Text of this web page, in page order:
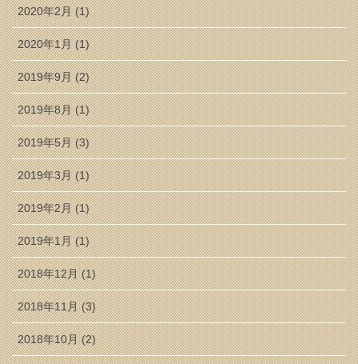
2020年2月 (1)
2020年1月 (1)
2019年9月 (2)
2019年8月 (1)
2019年5月 (3)
2019年3月 (1)
2019年2月 (1)
2019年1月 (1)
2018年12月 (1)
2018年11月 (3)
2018年10月 (2)